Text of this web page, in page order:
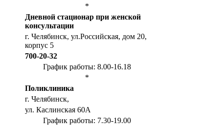
*
Дневной стационар при женской
консультации
г. Челябинск, ул.Российская, дом 20,
корпус 5
700-20-32
График работы: 8.00-16.18
*
Поликлиника
г. Челябинск,
ул. Каслинская 60А
График работы: 7.30-19.00